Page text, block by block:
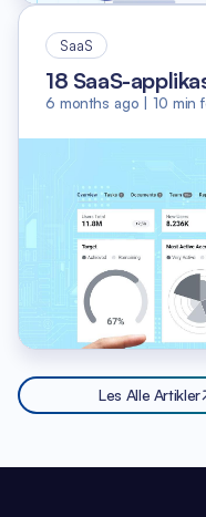
SaaS
18 SaaS-
6 months ago |10 min
Les Alle Artikler